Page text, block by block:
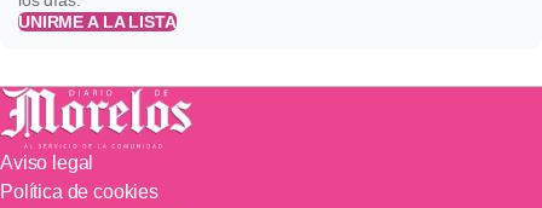
UNIRME A LA LISTA
Aviso legal
Política de cookies